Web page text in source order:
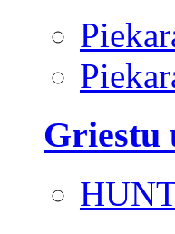
Griestu